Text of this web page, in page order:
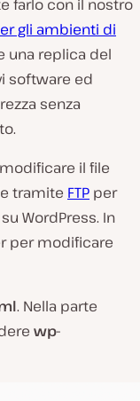
farlo con il nostro
gli ambienti di
una replica del
software ed
senza
il file
tramite FTP per
WordPress. In
per modificare
. Nella parte
wp-